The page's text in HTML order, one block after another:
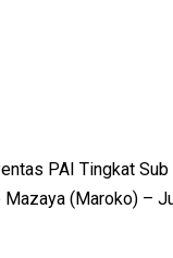
PAI Tingkat Sub
(Maroko) –